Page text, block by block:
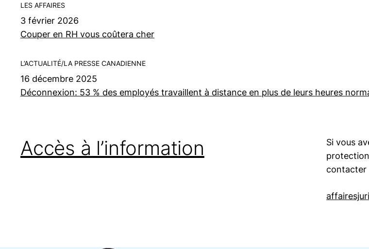
LES AFFAIRES
3 février 2026
Couper en RH vous coûtera cher
L’ACTUALITÉ/LA PRESSE CANADIENNE
16 décembre 2025
Déconnexion: 53 % des employés travaillent à distance en plus de leurs heures
Accès à l’information
Si vous
contacter